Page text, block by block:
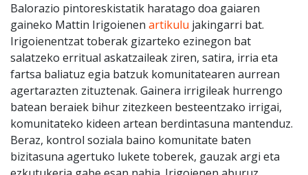
Balorazio pintoreskistatik haratago doa gaiaren
gaineko Mattin Irigoienen artikulu jakingarri bat.
Irigoienentzat toberak gizarteko ezinegon bat
salatzeko erritual askatzaileak ziren, satira, irria eta
fartsa baliatuz egia batzuk komunitatearen aurrean
agertarazten zituztenak. Gainera irrigileak hurrengo
batean beraiek bihur zitezkeen besteentzako irrigai,
komunitateko kideen artean berdintasuna mantenduz.
Beraz, kontrol soziala baino komunitate baten
bizitasuna agertuko lukete toberek, gauzak argi eta